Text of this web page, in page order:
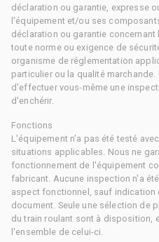
déclaration ou garantie, expresse
l'équipement et/ou ses
déclaration ou garantie
toute norme ou exigence de
organisme de réglementation
particulier ou la qualité
d'effectuer vous-même une
d'enchérir.
Fonctions
L'équipement n'a pas été testé
situations applicables. Nous ne
fonctionnement de l'équipement
fabricant. Aucune inspection n'a
aspect fonctionnel, sauf indication
document. Seule une sélection de
du train roulant sont à disposition,
l'ensemble de celui-ci.